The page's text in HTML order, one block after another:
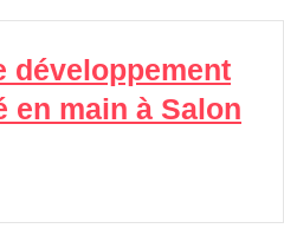
développement
en main à Salon